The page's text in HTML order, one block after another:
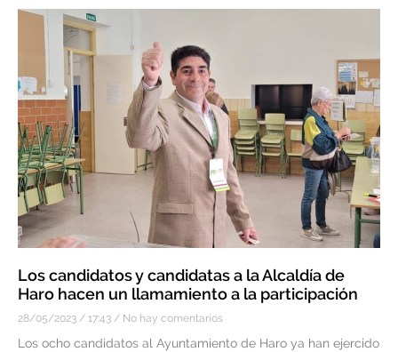
Los candidatos y candidatas a la Alcaldía de
Haro hacen un llamamiento a la participación
28/05/2023 17:43 No hay comentarios
Los ocho candidatos al Ayuntamiento de Haro ya han ejercido